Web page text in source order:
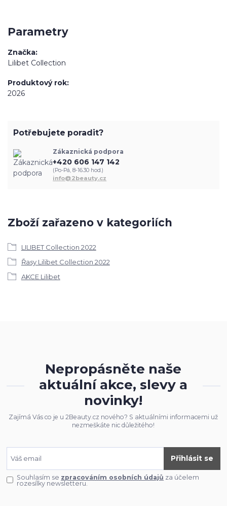
Parametry
Značka
Lilibet Collection
Produktový rok
2026
Zboží zařazeno v kategoriích
LILIBET Collection 2022
Řasy Lilibet Collection 2022
AKCE Lilibet
Potřebujete poradit?
Zákaznická podpora
+420 606 147 142
(Po-Pá, 8-16.30 hod.)
info@2beauty.cz
Nepropásněte naše
aktuální akce, slevy a
novinky!
Zajímá Vás co je u 2Beauty.cz nového? S aktuálními informacemi už
nezmeškáte nic důležitého!
Přihlásit se
Souhlasím se zpracováním osobních údajů za účelem
rozesílky newsletteru.